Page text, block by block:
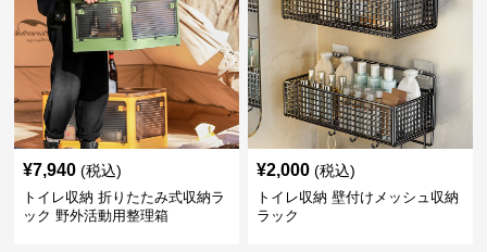
¥7,940 (税込)
トイレ収納 折りたたみ式収納ラ
ック 野外活動用整理箱
¥2,000 (税込)
トイレ収納 壁付けメッシュ収納
ラック